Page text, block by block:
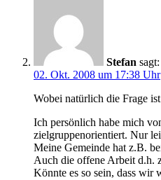
Stefan sagt:
02. Okt. 2008 um 17:38 Uhr
Wobei natürlich die Frage
Ich persönlich habe mich
zielgruppenorientiert. Nur
Meine Gemeinde hat z.B.
Auch die offene Arbeit d.h.
Könnte es so sein, dass wir